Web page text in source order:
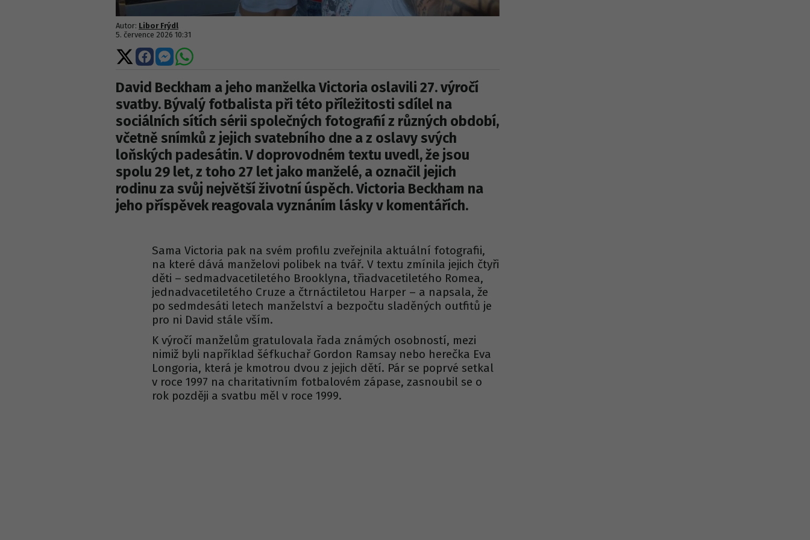
Autor: Libor Frýdl
5. července 2026 10:31
Sdílet
na
Sdílet
na
Sdílet
na
Sdílet
David Beckham a jeho manželka Victoria oslavili 27. výročí
svatby. Bývalý fotbalista při této příležitosti sdílel na
sociálních sítích sérii společných fotografií z různých období,
včetně snímků z jejich svatebního dne a z oslavy svých
loňských padesátin. V doprovodném textu uvedl, že jsou
spolu 29 let, z toho 27 let jako manželé, a označil jejich
rodinu za svůj největší životní úspěch. Victoria Beckham na
jeho příspěvek reagovala vyznáním lásky v komentářích.
Sama Victoria pak na svém profilu zveřejnila aktuální fotografii,
na které dává manželovi polibek na tvář. V textu zmínila jejich čtyři
děti – sedmadvacetiletého Brooklyna, třiadvacetiletého Romea,
jednadvacetiletého Cruze a čtrnáctiletou Harper – a napsala, že
po sedmdesáti letech manželství a bezpočtu sladěných outfitů je
pro ni David stále vším.
K výročí manželům gratulovala řada známých osobností, mezi
nimiž byli například šéfkuchař Gordon Ramsay nebo herečka Eva
Longoria, která je kmotrou dvou z jejich dětí. Pár se poprvé setkal
v roce 1997 na charitativním fotbalovém zápase, zasnoubil se o
rok později a svatbu měl v roce 1999.